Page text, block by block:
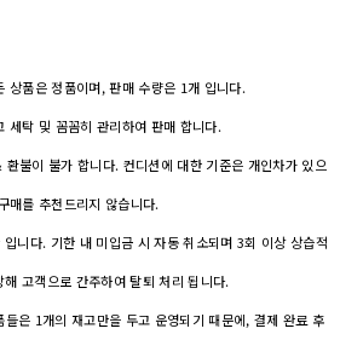
상품은 정품이며, 판매 수량은 1개 입니다.
세탁 및 꼼꼼히 관리하여 판매 합니다.
불이 불가 합니다. 컨디션에 대한 기준은 개인차가 있으
매를 추천드리지 않습니다.
니다. 기한 내 미입금 시 자동 취소되며 3회 이상 상습적
고객으로 간주하여 탈퇴 처리 됩니다.
들은 1개의 재고만을 두고 운영되기 때문에, 결제 완료 후